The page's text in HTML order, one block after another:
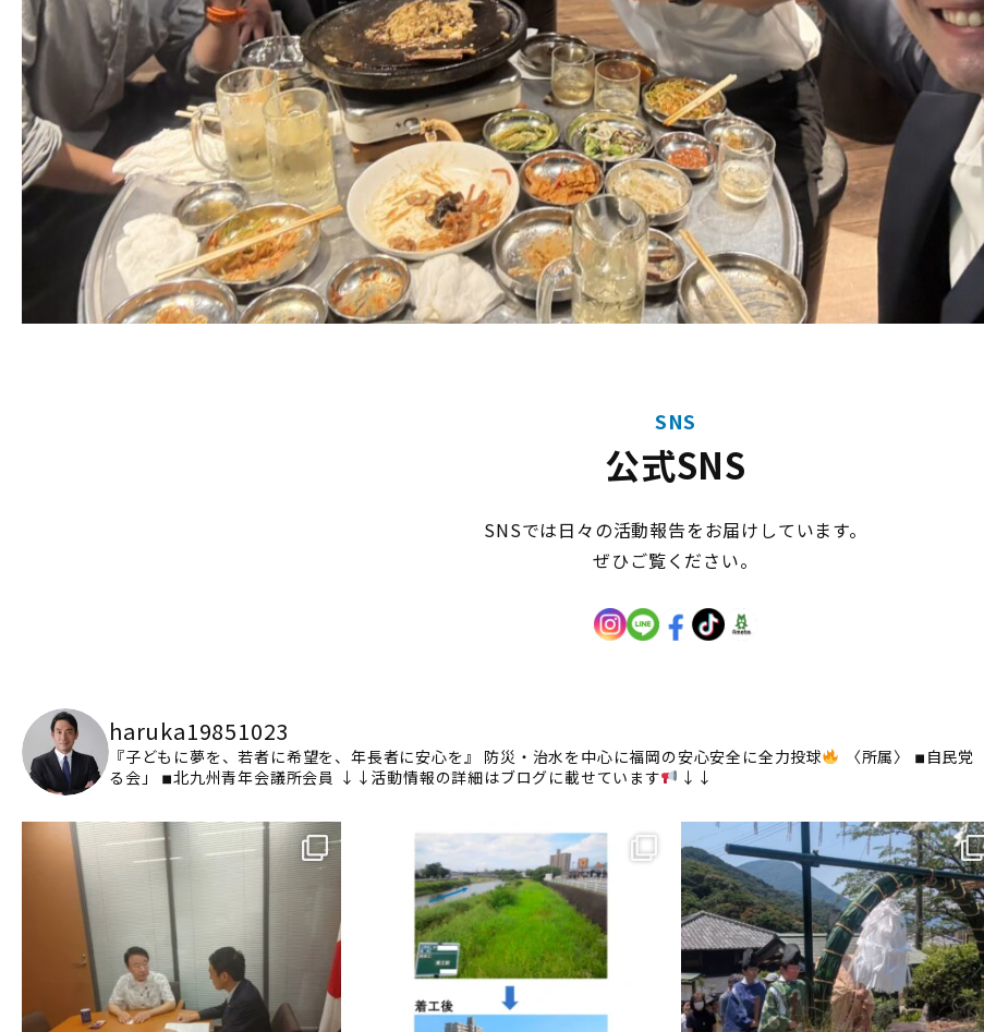
SNS
公式SNS
SNSでは日々の活動報告をお届けしています。
ぜひご覧ください。
haruka19851023
『子どもに夢を、若者に希望を、年長者に安心を』 防災・治水を中心に福岡の安心安全に全力投球 〈所属〉 ◾︎自民党
る会」
◾︎北九州青年会議所会員 ↓↓活動情報の詳細はブログに載せています ↓↓